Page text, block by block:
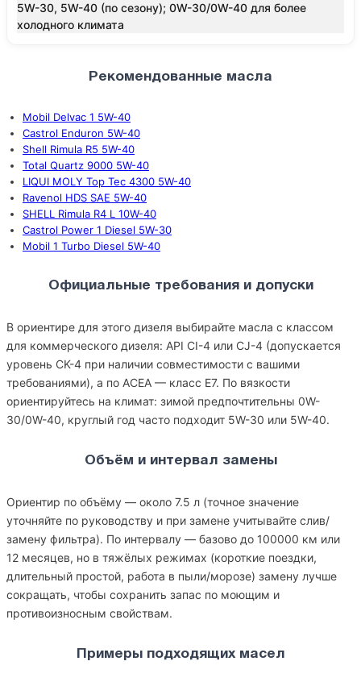
5W-30, 5W-40 (по сезону); 0W-30/0W-40 для более
холодного климата
Рекомендованные масла
Mobil Delvac 1 5W-40
Castrol Enduron 5W-40
Shell Rimula R5 5W-40
Total Quartz 9000 5W-40
LIQUI MOLY Top Tec 4300 5W-40
Ravenol HDS SAE 5W-40
SHELL Rimula R4 L 10W-40
Castrol Power 1 Diesel 5W-30
Mobil 1 Turbo Diesel 5W-40
Официальные требования и допуски
В ориентире для этого дизеля выбирайте масла с классом
для коммерческого дизеля: API CI-4 или CJ-4 (допускается
уровень CK-4 при наличии совместимости с вашими
требованиями), а по ACEA — класс E7. По вязкости
ориентируйтесь на климат: зимой предпочтительны 0W-
30/0W-40, круглый год часто подходит 5W-30 или 5W-40.
Объём и интервал замены
Ориентир по объёму — около 7.5 л (точное значение
уточняйте по руководству и при замене учитывайте слив/
замену фильтра). По интервалу — базово до 100000 км или
12 месяцев, но в тяжёлых режимах (короткие поездки,
длительный простой, работа в пыли/морозе) замену лучше
сокращать, чтобы сохранить запас по моющим и
противоизносным свойствам.
Примеры подходящих масел